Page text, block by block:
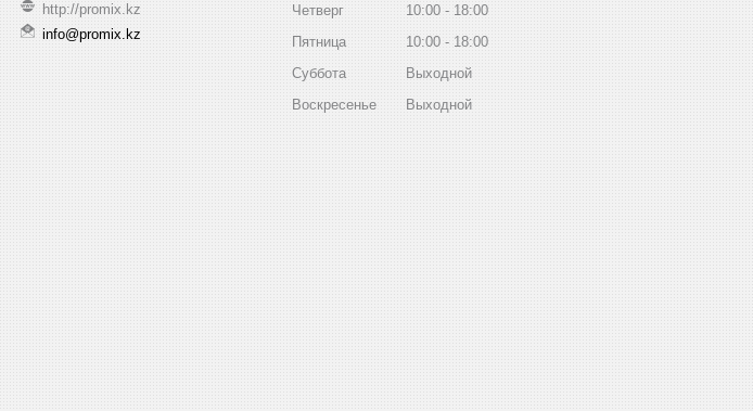
http://promix.kz
info@promix.kz
Четверг
10:00
18:00
Пятница
10:00
18:00
Суббота
Выходной
Воскресенье
Выходной